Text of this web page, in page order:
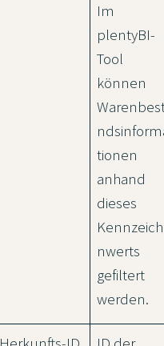
Im
plentyBI-
Tool
können
tionen
anhand
dieses
nwerts
gefiltert
werden.